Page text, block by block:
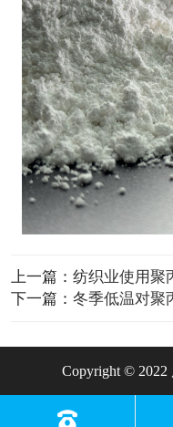
上一篇： 纺织业使用聚
下一篇： 冬季低温对聚
Copyright ©